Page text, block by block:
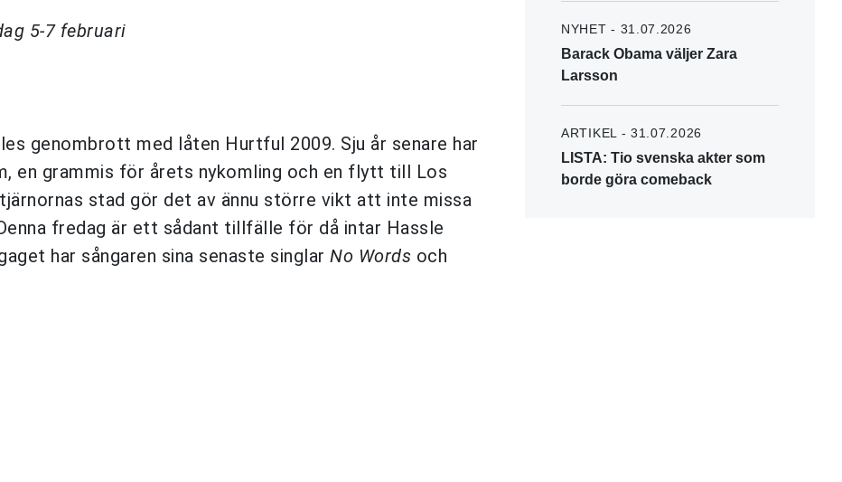
5-7 februari
genombrott med låten Hurtful 2009. Sju år senare har
en grammis för årets nykomling och en flytt till Los
stad gör det av ännu större vikt att inte missa
fredag är ett sådant tillfälle för då intar Hassle
har sångaren sina senaste singlar No Words och
NYHET - 31.07.2026
Barack Obama väljer Zara
Larsson
ARTIKEL - 31.07.2026
LISTA: Tio svenska akter som
borde göra comeback